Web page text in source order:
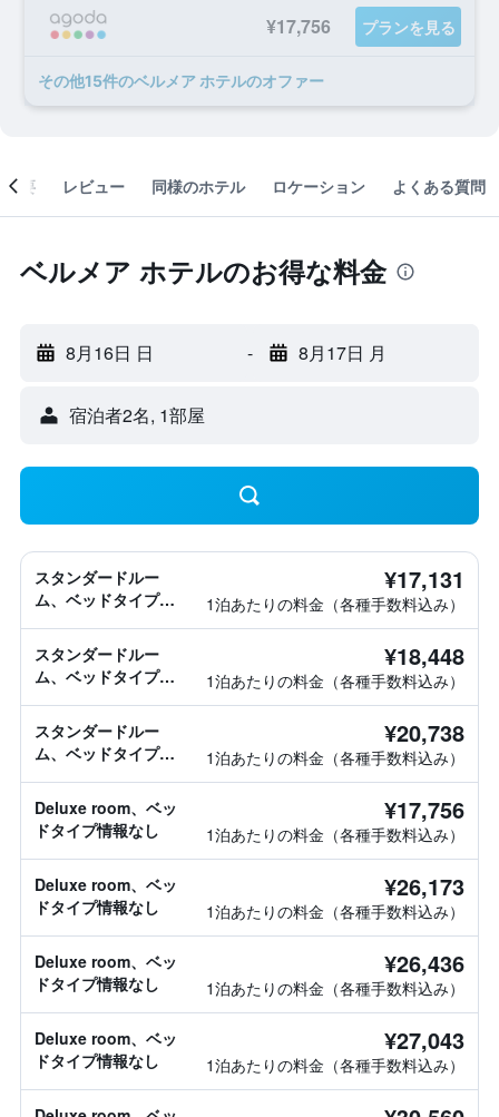
¥17,756 プランを見る
​その他15​件のベルメア ホテルのオファー
概要 レビュー 同様のホテル ロケーション よくある質問
ベルメア ホテルのお得な料金
8月16日 日 - 8月17日 月
宿泊者2名, 1​部屋
スタンダードルー
ム、ベッドタイプ情
¥17,131
1泊あたりの料金（各種手数料込み）
スタンダードルー
ム、ベッドタイプ情
¥18,448
1泊あたりの料金（各種手数料込み）
スタンダードルー
ム、ベッドタイプ情
¥20,738
1泊あたりの料金（各種手数料込み）
Deluxe room、ベッ
ドタイプ情報なし
¥17,756
1泊あたりの料金（各種手数料込み）
Deluxe room、ベッ
ドタイプ情報なし
¥26,173
1泊あたりの料金（各種手数料込み）
Deluxe room、ベッ
ドタイプ情報なし
¥26,436
1泊あたりの料金（各種手数料込み）
Deluxe room、ベッ
ドタイプ情報なし
¥27,043
1泊あたりの料金（各種手数料込み）